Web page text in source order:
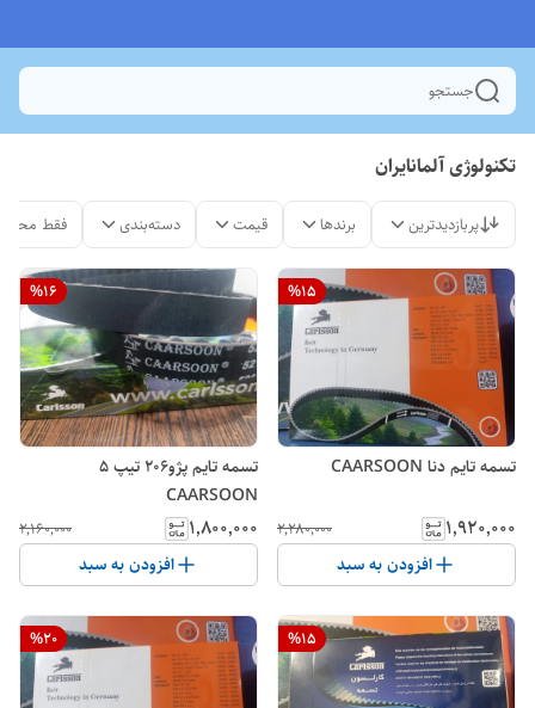
جستجو
تکنولوژی آلمانایران
پربازدیدترین برندها قیمت دسته‌بندی فقط
%15
تسمه تایم دنا CAARSOON
۱٬۹۲۰٬۰۰۰ ۲٬۲۸۰٬۰۰۰
افزودن به سبد
%16
تسمه تایم پژو206 تیپ 5
CAARSOON
۱٬۸۰۰٬۰۰۰ ۲٬۱۶۰٬۰۰۰
افزودن به سبد
%15
%20